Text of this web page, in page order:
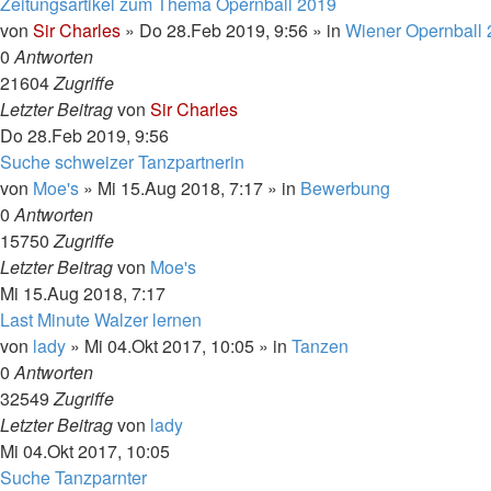
von Sir Charles » Do 28.Feb 2019, 9:56 » in Wiener Opernball
0Antworten
21604Zugriffe
Letzter Beitragvon Sir Charles
Do 28.Feb 2019, 9:56
Suche schweizer Tanzpartnerin
von Moe's » Mi 15.Aug 2018, 7:17 » in Bewerbung
0Antworten
15750Zugriffe
Letzter Beitragvon Moe's
Mi 15.Aug 2018, 7:17
Last Minute Walzer lernen
von lady » Mi 04.Okt 2017, 10:05 » in Tanzen
0Antworten
32549Zugriffe
Letzter Beitragvon lady
Mi 04.Okt 2017, 10:05
Suche Tanzparnter